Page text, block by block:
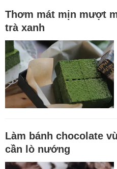
Thơm mát mịn mượt
trà xanh
Làm bánh chocolate
cần lò nướng